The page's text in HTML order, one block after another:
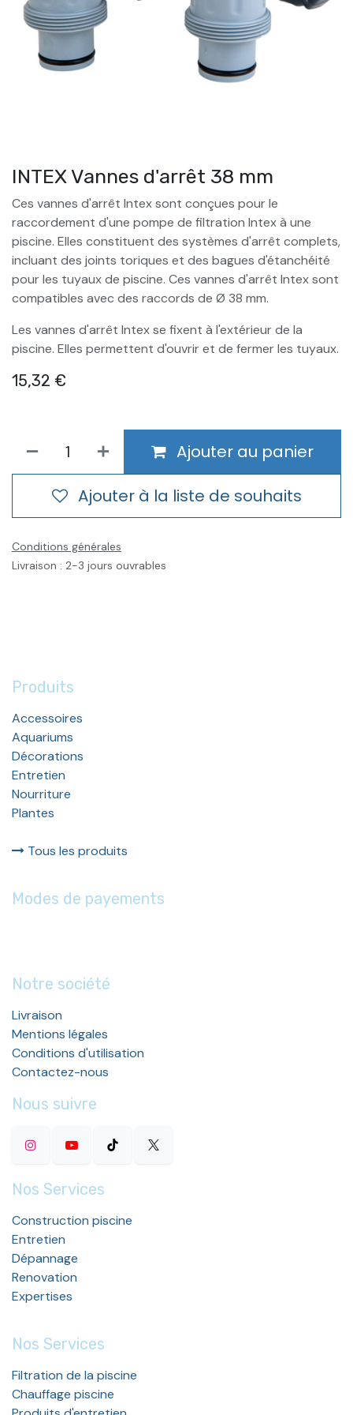
INTEX Vannes d'arrêt 38 mm
Ces vannes d'arrêt Intex sont conçues pour le
raccordement d'une pompe de filtration Intex à une
piscine. Elles constituent des systèmes d'arrêt complets,
incluant des joints toriques et des bagues d'étanchéité
pour les tuyaux de piscine. Ces vannes d'arrêt Intex sont
compatibles avec des raccords de Ø 38 mm.
Les vannes d'arrêt Intex se fixent à l'extérieur de la
piscine. Elles permettent d'ouvrir et de fermer les tuyaux.
15,32 €
Ajouter au panier
Ajouter à la liste de souhaits
Conditions générales
Livraison : 2-3 jours ouvrables
Produits
Accessoires
Aquariums
Décorations
Entretien
Nourriture
Plantes
Tous les produits
Modes de payements
Notre société
Livraison
Mentions légales
Conditions d'utilisation
Contactez-nous
Nous suivre
Nos Services
Construction piscine
Entretien
Dépannage
Renovation
Expertises
Nos Services
Filtration de la piscine
Chauffage piscine